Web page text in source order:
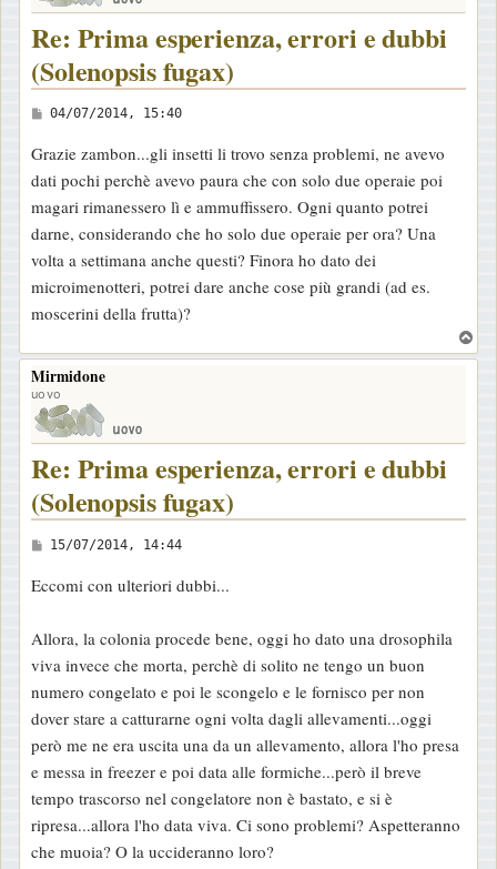
Re: Prima esperienza, errori e dubbi
(Solenopsis fugax)
M
s
s
a
g
g
i
o
04/07/2014, 15:40
Grazie zambon...gli insetti li trovo senza problemi, ne avevo
dati pochi perchè avevo paura che con solo due operaie poi
magari rimanessero lì e ammuffissero. Ogni quanto potrei
darne, considerando che ho solo due operaie per ora? Una
volta a settimana anche questi? Finora ho dato dei
microimenotteri, potrei dare anche cose più grandi (ad es.
moscerini della frutta)?
o
Mirmidone
uovo
Re: Prima esperienza, errori e dubbi
(Solenopsis fugax)
M
s
a
g
g
i
o
15/07/2014, 14:44
Eccomi con ulteriori dubbi...
Allora, la colonia procede bene, oggi ho dato una drosophila
viva invece che morta, perchè di solito ne tengo un buon
numero congelato e poi le scongelo e le fornisco per non
dover stare a catturarne ogni volta dagli allevamenti...oggi
però me ne era uscita una da un allevamento, allora l'ho presa
e messa in freezer e poi data alle formiche...però il breve
tempo trascorso nel congelatore non è bastato, e si è
ripresa...allora l'ho data viva. Ci sono problemi? Aspetteranno
che muoia? O la uccideranno loro?